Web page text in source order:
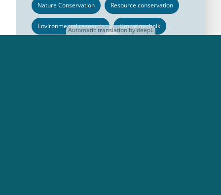
Nature Conservation Resource conservation
Environmental research Umwelttechnik
Automatic translation by deepL